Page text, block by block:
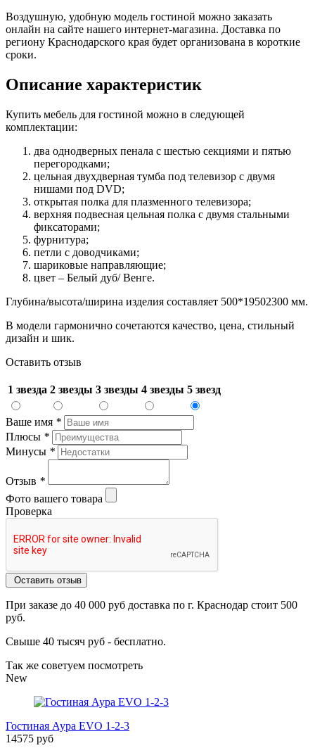
Воздушную, удобную модель гостиной можно заказать
онлайн на сайте нашего интернет-магазина. Доставка по
региону Краснодарского края будет организована в короткие
сроки.
Описание характеристик
Купить мебель для гостиной можно в следующей
комплектации:
два однодверных пенала с шестью секциями и пятью
перегородками;
цельная двухдверная тумба под телевизор с двумя
нишами под DVD;
открытая полка для плазменного телевизора;
верхняя подвесная цельная полка с двумя стальными
фиксаторами;
фурнитура;
петли с доводчиками;
шариковые направляющие;
цвет – Белый дуб/ Венге.
Глубина/высота/ширина изделия составляет 500*19502300 мм.
В модели гармонично сочетаются качество, цена, стильный
дизайн и шик.
Оставить отзыв
1 звезда 2 звезды 3 звезды 4 звезды 5 звезд
Ваше имя *
Плюсы *
Минусы *
Отзыв *
Фото вашего товара
Проверка
Оставить отзыв
При заказе до 40 000 руб доставка по г. Краснодар стоит 500
руб.
Свыше 40 тысяч руб - бесплатно.
Так же советуем посмотреть
New
Гостиная Аура EVO 1-2-3
14575 руб